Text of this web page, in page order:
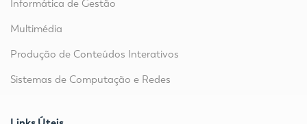
Informática de Gestão
Multimédia
Produção de Conteúdos Interativos
Sistemas de Computação e Redes